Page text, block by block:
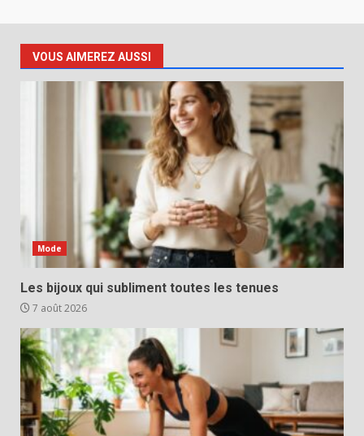
VOUS AIMEREZ AUSSI
Mode
Les bijoux qui subliment toutes les tenues
7 août 2026